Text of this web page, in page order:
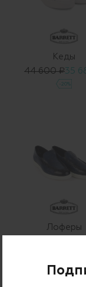
Кеды
44 600 ₽35
-20%
Лоферы